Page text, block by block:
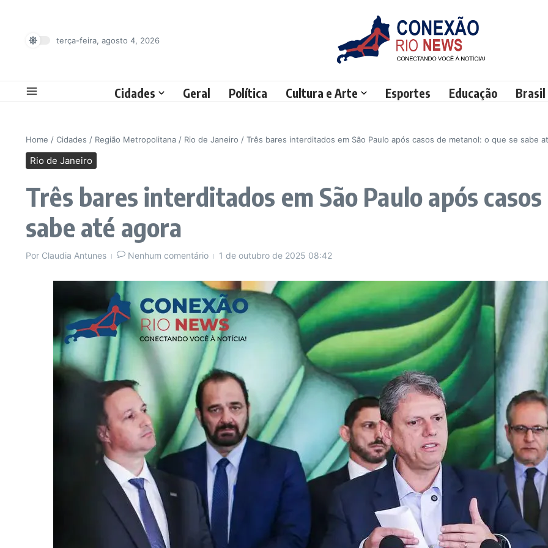
terça-feira, agosto 4, 2026
Cidades Geral Política Cultura e Arte Esportes Educação Brasil
Home / Cidades / Região Metropolitana / Rio de Janeiro / Três bares interditados em São Paulo após casos de metanol: o que se sabe
Rio de Janeiro
Três bares interditados em São Paulo após
sabe até agora
Por Claudia Antunes Nenhum comentário 1 de outubro de 2025 08:42